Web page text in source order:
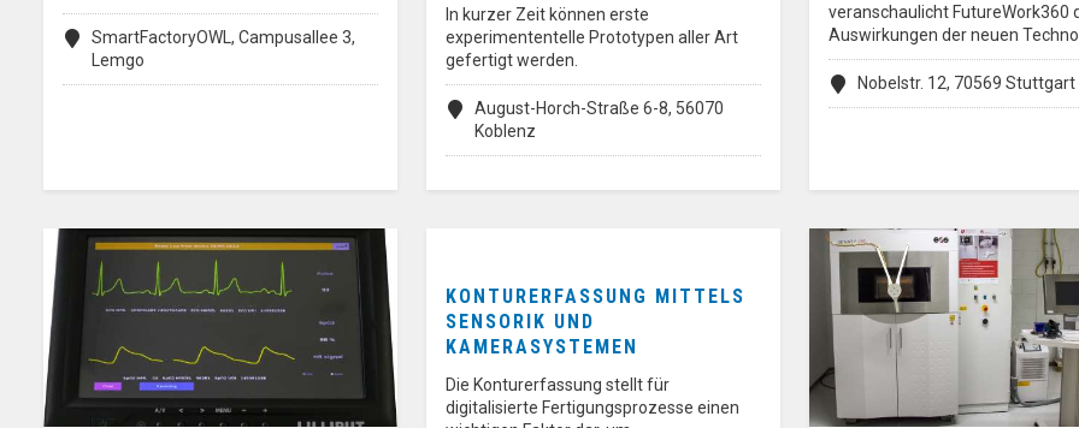
SmartFactoryOWL, Campusallee 3,
Lemgo
In kurzer Zeit können erste
experimententelle Prototypen aller Art
gefertigt werden.
August-Horch-Straße 6-8, 56070
Koblenz
veranschaulicht FutureWork360
Auswirkungen der neuen
Nobelstr. 12, 70569 Stuttgart
KONTURERFASSUNG MITTELS
SENSORIK UND
KAMERASYSTEMEN
Die Konturerfassung stellt für
digitalisierte Fertigungsprozesse einen